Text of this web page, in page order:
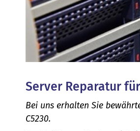
Server Reparatur
Bei uns erhalten Sie
C5230.